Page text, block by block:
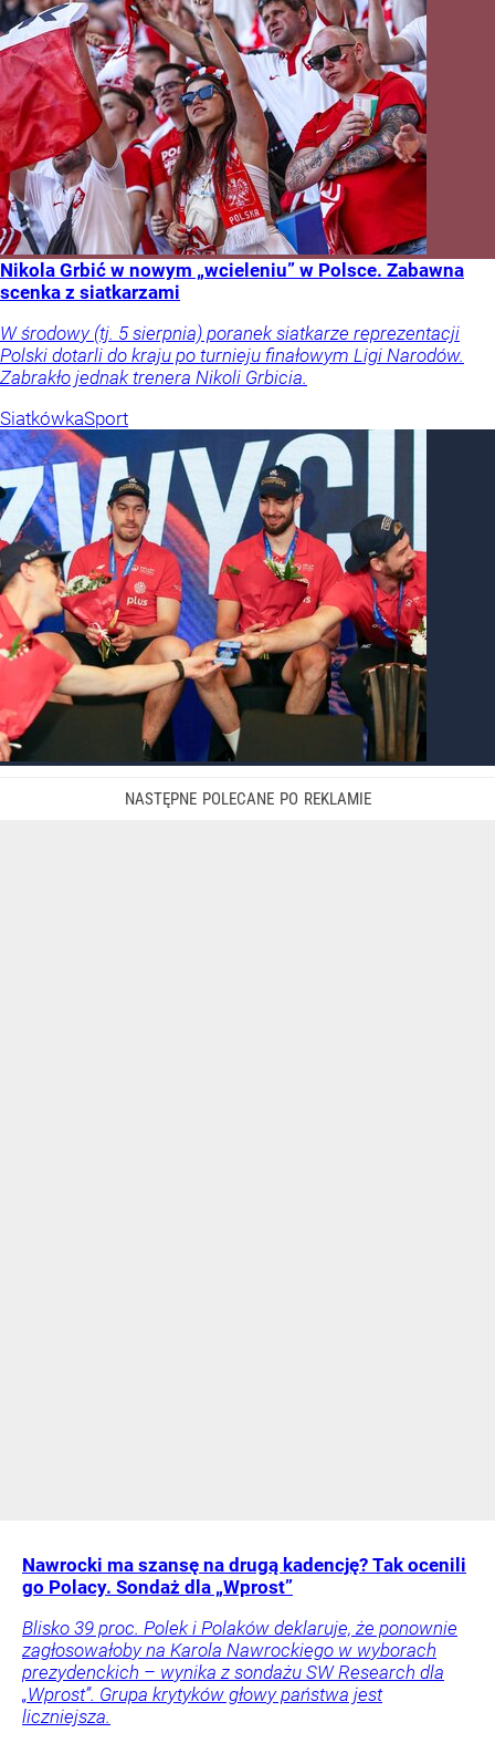
Nikola Grbić w nowym „wcieleniu” w Polsce. Zabawna
scenka z siatkarzami
W środowy (tj. 5 sierpnia) poranek siatkarze reprezentacji
Polski dotarli do kraju po turnieju finałowym Ligi Narodów.
Zabrakło jednak trenera Nikoli Grbicia.
SiatkówkaSport
Nawrocki ma szansę na drugą kadencję? Tak ocenili
go Polacy. Sondaż dla „Wprost”
Blisko 39 proc. Polek i Polaków deklaruje, że ponownie
zagłosowałoby na Karola Nawrockiego w wyborach
prezydenckich – wynika z sondażu SW Research dla
„Wprost”. Grupa krytyków głowy państwa jest
liczniejsza.